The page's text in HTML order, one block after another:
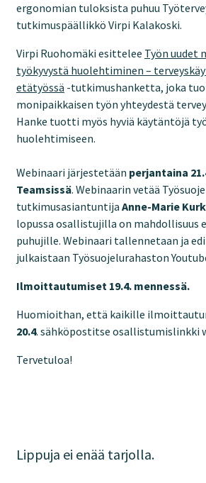
ergonomian tuloksista puhuu
tutkimuspäällikkö Virpi Kalakoski.
Virpi Ruohomäki esittelee Työn uudet
työkyvystä huolehtiminen –
etätyössä -tutkimushanketta, joka
monipaikkaisen työn yhteydestä
Hanke tuotti myös hyviä käytäntöjä
huolehtimiseen.
Webinaari järjestetään perjantaina
Teamsissä. Webinaarin vetää
tutkimusasiantuntija Anne-Marie
lopussa osallistujilla on mahdollisuus
puhujille. Webinaari tallennetaan ja
julkaistaan Työsuojelurahaston
Ilmoittautumiset 19.4. mennessä.
Huomioithan, että kaikille
20.4. sähköpostitse osallistumislinkki
Tervetuloa!
Lippuja ei enää tarjolla.